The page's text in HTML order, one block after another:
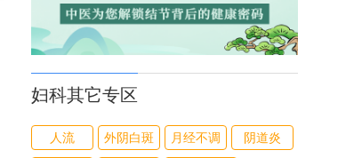
妇科其它专区
人流 外阴白斑 月经不调 阴道炎